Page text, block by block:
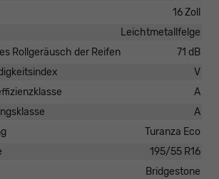
16 Zoll
Leichtmetallfelge
Rollgeräusch der Reifen
71 dB
V
A
A
Turanza Eco
195/55 R16
Bridgestone